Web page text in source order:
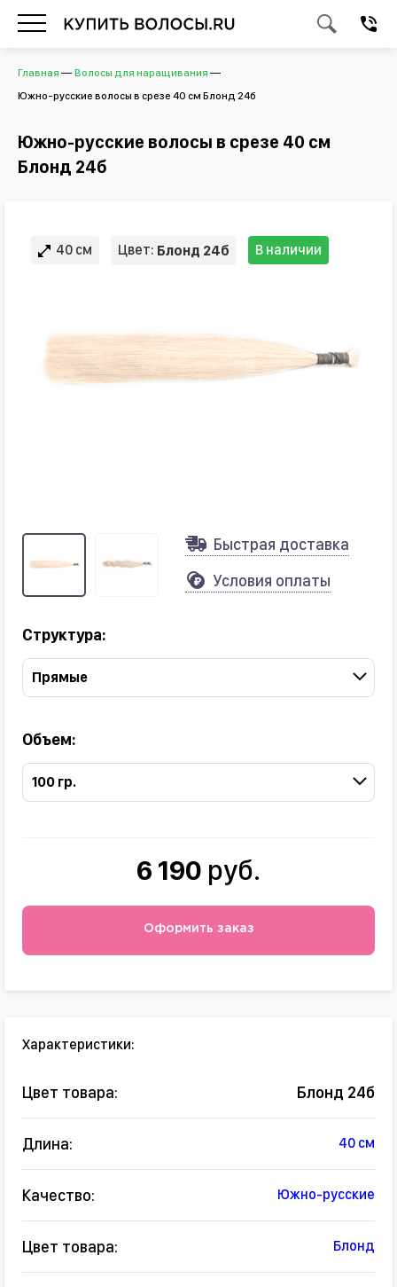
Главная
Волосы для наращивания
Южно-русские волосы в срезе 40 см Блонд 24б
Южно-русские волосы в срезе 40 см
Блонд 24б
40 см Цвет: Блонд 24б В наличии
Быстрая доставка
Условия оплаты
Структура:
Прямые
Объем:
100 гр.
6 190 руб.
Оформить заказ
Характеристики:
Цвет товара: Блонд 24б
Длина: 40 см
Качество: Южно-русские
Цвет товара: Блонд